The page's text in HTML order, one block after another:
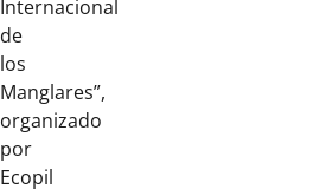
Internacional
de
los
Manglares”,
organizado
por
Ecopil